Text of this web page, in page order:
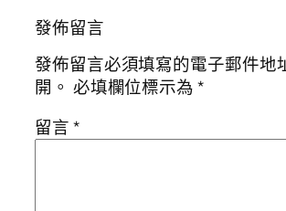
發佈留言
發佈留言必須填寫的電子郵件地
開。 必填欄位標示為*
留言*